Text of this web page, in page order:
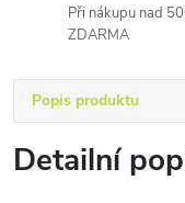
Při nákupu nad
ZDARMA
Popis produktu
Detailní